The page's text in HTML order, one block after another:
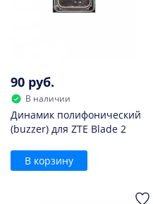
90 руб.
В наличии
Динамик полифонический
(buzzer) для ZTE Blade 2
В корзину